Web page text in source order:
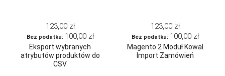
123,00 zł
100,00 zł
Eksport wybranych
atrybutów produktów do
CSV
123,00 zł
100,00 zł
Magento 2 Moduł Kowal
Import Zamówień